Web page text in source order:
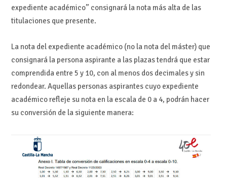
expediente académico” consignará la nota más alta de las
titulaciones que presente.
La nota del expediente académico (no la nota del máster) que
consignará la persona aspirante a las plazas tendrá que estar
comprendida entre 5 y 10, con al menos dos decimales y sin
redondear. Aquellas personas aspirantes cuyo expediente
académico refleje su nota en la escala de 0 a 4, podrán hacer
su conversión de la siguiente manera: